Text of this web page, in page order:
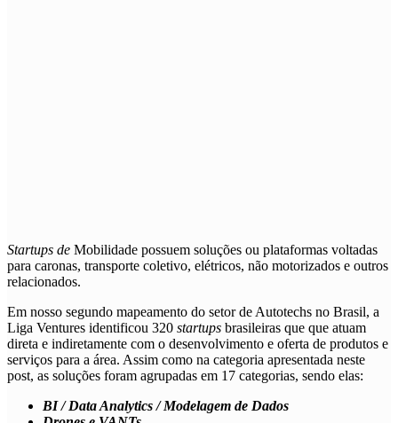
Startups de Mobilidade possuem soluções ou plataformas voltadas
para caronas, transporte coletivo, elétricos, não motorizados e outros
relacionados.
Em nosso segundo mapeamento do setor de Autotechs no Brasil, a
Liga Ventures identificou 320 startups brasileiras que que atuam
direta e indiretamente com o desenvolvimento e oferta de produtos e
serviços para a área. Assim como na categoria apresentada neste
post, as soluções foram agrupadas em 17 categorias, sendo elas:
BI / Data Analytics / Modelagem de Dados